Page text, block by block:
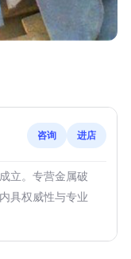
咨询 进店
立。专营金属破
具权威性与专业